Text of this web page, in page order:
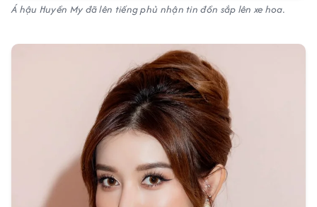
Á hậu Huyền My đã lên tiếng phủ nhận tin đồn sắp lên xe hoa.